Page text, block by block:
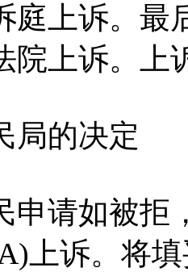
庭上诉。最
院上诉。上
局的决定
申请如被拒
上诉。将